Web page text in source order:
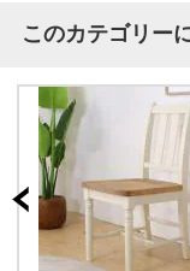
このカテゴリー